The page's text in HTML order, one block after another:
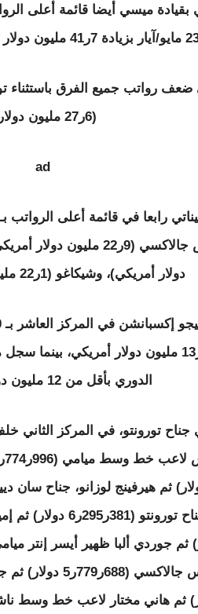
(6ر27 مليون دولار).
ad
دولار أمريكي)، وشيكاغو (1ر22 مليون دولار أمريكي).
الدوري بأقل من 12 مليون دولار أمريكي.
بيرنارديسكي جناح
ثم هاني مختار لاعب خط وسط ناشفيل